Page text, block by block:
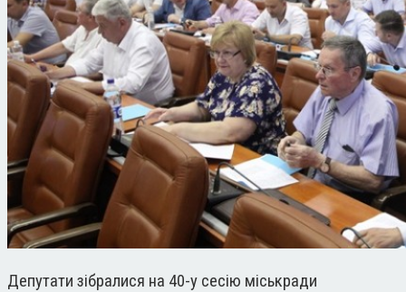
Депутати зібралися на 40-у сесію міськради